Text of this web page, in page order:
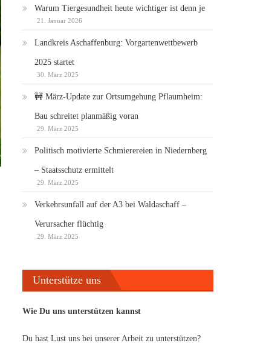
Warum Tiergesundheit heute wichtiger ist denn je
21. Januar 2026
Landkreis Aschaffenburg: Vorgartenwettbewerb
2025 startet
30. März 2025
🚧 März-Update zur Ortsumgehung Pflaumheim:
Bau schreitet planmäßig voran
29. März 2025
Politisch motivierte Schmierereien in Niedernberg
– Staatsschutz ermittelt
29. März 2025
Verkehrsunfall auf der A3 bei Waldaschaff –
Verursacher flüchtig
29. März 2025
Unterstütze uns
Wie Du uns unterstützen kannst
Du hast Lust uns bei unserer Arbeit zu unterstützen?